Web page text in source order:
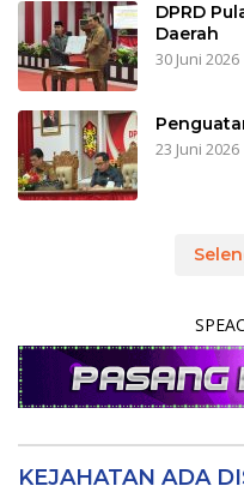
DPRD
Daerah
30 Juni 2026
23 Juni 2026
SPEACE IKLAN HUB.
KEJAHATAN ADA